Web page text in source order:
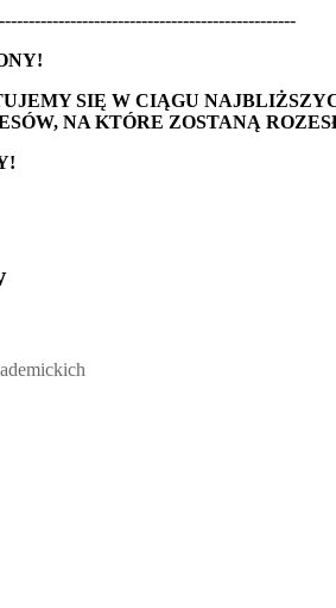
SIĘ W CIĄGU
NA KTÓRE ZOSTANĄ
Andrzej Rozmus - otwiera się w